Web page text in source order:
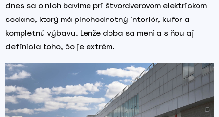
dnes sa o nich bavíme pri štvordverovom elektrickom
sedane, ktorý má plnohodnotný interiér, kufor a
kompletnú výbavu. Lenže doba sa mení a s ňou aj
definícia toho, čo je extrém.